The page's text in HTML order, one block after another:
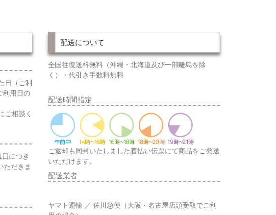
日（ご利
利用日の
ご相談く
につき
ただきま
配送について
全国往復送料無料（沖縄・北海道及び一部離島を除
く）・代引き手数料無料
配送時間指定
ご返却も同封いたしました着払い伝票にて商品をご発送
いただけます。
配送業者
ヤマト運輸 ／ 佐川急便（大阪・名古屋店頭受取でご利